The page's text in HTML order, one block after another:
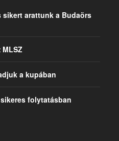
arattunk a Budaörs
a kupában
folytatásban